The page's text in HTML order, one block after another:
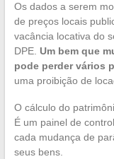
Os dados a serem
de preços locais
vacância locativa do
DPE. Um bem que
pode perder vários
uma proibição de
O cálculo do
É um painel de
cada mudança de
seus bens.